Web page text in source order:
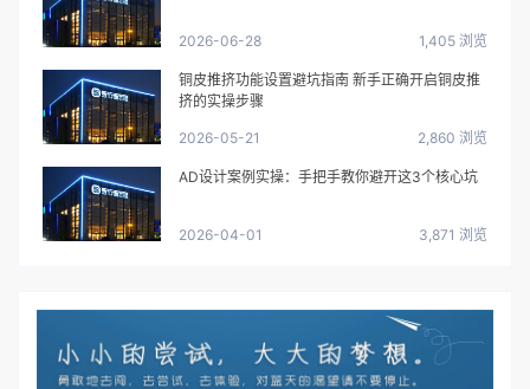
2026-06-28 1,405 浏览
铜皮推挤功能设置避坑指南 新手正确开启铜皮推
挤的实操步骤
2026-05-21 2,860 浏览
AD设计案例实操：手把手教你避开这3个核心坑
2026-04-01 3,871 浏览